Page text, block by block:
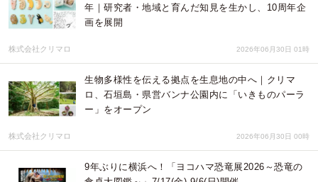
年｜研究者・地域と育んだ知見を生かし、10周年企
画を展開
株式会社クリマロ 2026年06月30日 01時
生物多様性を伝える拠点を生息地の中へ｜クリマ
ロ、石垣島・県営バンナ公園内に「いきものパーラ
ー」をオープン
株式会社クリマロ 2026年06月30日 00時
9年ぶりに横浜へ！「ヨコハマ恐竜展2026～恐竜の